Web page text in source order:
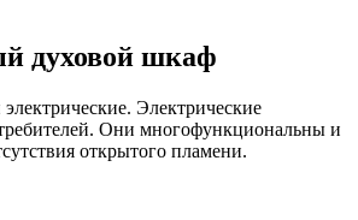
духовой шкаф
Электрические
Они многофункциональны и
открытого пламени.